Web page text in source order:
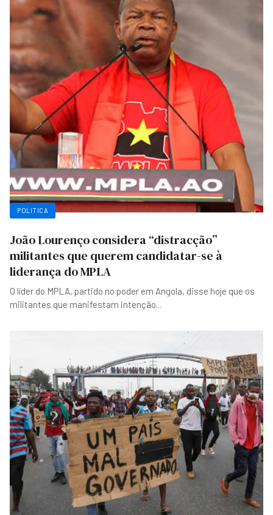
POLITICA
João Lourenço considera “distracção”
militantes que querem candidatar-se à
liderança do MPLA
O líder do MPLA, partido no poder em Angola, disse hoje que os
militantes que manifestam intenção...